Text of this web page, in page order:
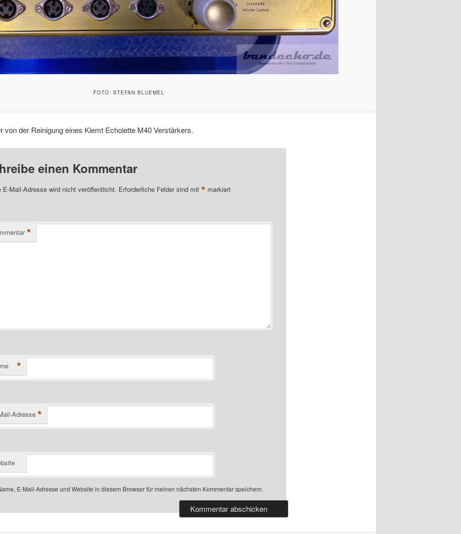
FOTO: STEFAN BLUEMEL
von der Reinigung eines Klemt Echolette M40 Verstärkers.
einen Kommentar
E-Mail-Adresse wird nicht veröffentlicht. Erforderliche Felder sind mit * markiert
*
*
Adresse *
E-Mail-Adresse und Website in diesem Browser für meinen nächsten Kommentar speichern.